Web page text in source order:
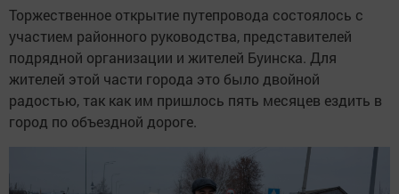
Торжественное открытие путепровода состоялось с
участием районного руководства, представителей
подрядной организации и жителей Буинска. Для
жителей этой части города это было двойной
радостью, так как им пришлось пять месяцев ездить в
город по объездной дороге.